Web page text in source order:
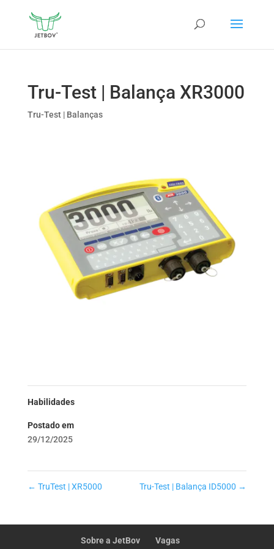
Tru-Test | Balança XR3000
Tru-Test | Balanças
Habilidades
Postado em
29/12/2025
← TruTest | XR5000 Tru-Test | Balança ID5000 →
Sobre a JetBov Vagas